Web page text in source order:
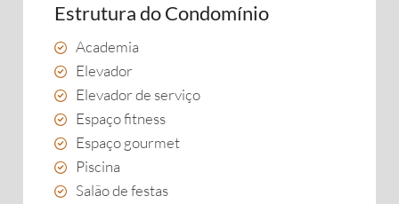
Estrutura do Condomínio
Academia
Elevador
Elevador de serviço
Espaço fitness
Espaço gourmet
Piscina
Salão de festas